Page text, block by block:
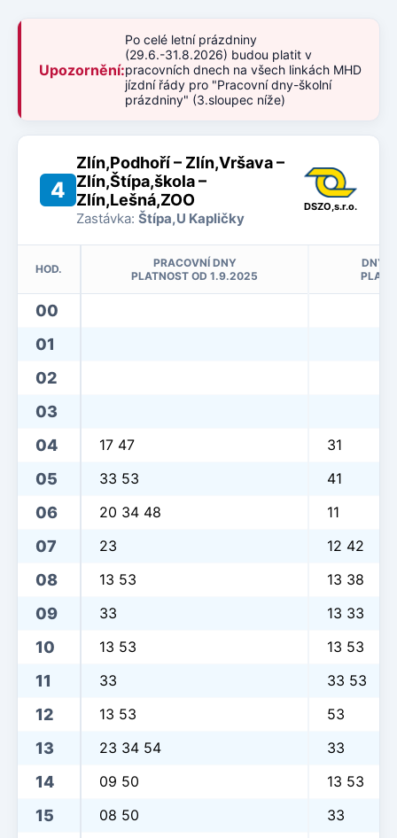
Upozornění:
Po celé letní prázdniny
(29.6.-31.8.2026) budou platit v
pracovních dnech na všech linkách MHD
jízdní řády pro "Pracovní dny-školní
prázdniny" (3.sloupec níže)
4
Zlín,Podhoří – Zlín,Vršava –
Zlín,Štípa,škola –
Zlín,Lešná,ZOO
Zastávka: Štípa,U Kapličky
DSZO,s.r.o.
HOD.
PRACOVNÍ DNY
PLATNOST OD 1.9.2025
DNY
00
01
02
03
04
17 47 31
05 33 53 41
06 20 34 48 11
07 23 12 42
08 13 53 13 38
09 33 13 33
10 13 53 13 53
11 33 33 53
12 13 53 53
13 23 34 54 33
14 09 50 13 53
15 08 50 33